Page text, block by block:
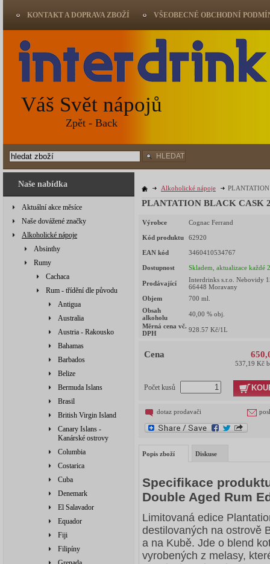
Naše nabídka
Aktuální akce měsíce
Naše dovážené značky
Alkoholické nápoje
Absinthy
Rumy
Cachaca
Rum - třídění dle původu
Antigua
Australia
Austria - Rakousko
Bahamas
Barbados
Belize
Bermuda Islans
Brasil
British Virgin Island
Canary Islans -
Kanárské ostrovy
Columbia
Costarica
Cuba
Denemark
El Salavador
Equador
Fiji
Filipíny
Alkoholické nápoje
PLANTATION BLACK CASK
Výrobce Cognac Ferrand
Kód produktu 62920
EAN kód 3460410534767
Dostupnost Skladem, aktualizace každé
Prodávající
Interdrinks s.r.o. Nebovidy
66448 Moravany
Objem
700 ml.
Obsah
alkoholu
40,00 % obj.
Měrná cena vč.
DPH
928.57 Kč/1L
Cena
537,19 Kč
Počet kusů
dotaz prodavači
Popis zboží Diskuse
Specifikace
Double Aged Rum
Limitovaná edice
destilovaných na ostrově
a na Kubě. Jde o blend
vyrobených z melasy,
KONTAKT A DOPRAVA ZBOŽÍ VŠEOBECNÉ OBCHODNÍ
Váš Svět nápojů
Zpět - Back
HLEDAT